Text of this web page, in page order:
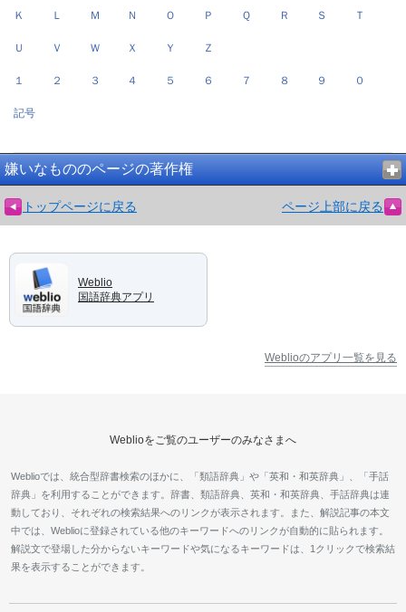
Ｋ Ｌ Ｍ Ｎ Ｏ Ｐ Ｑ Ｒ Ｓ Ｔ
Ｕ Ｖ Ｗ Ｘ Ｙ Ｚ
１ ２ ３ ４ ５ ６ ７ ８ ９ ０
記号
嫌いなもののページの著作権
トップページに戻る ページ上部に戻る
Weblio
国語辞典アプリ
Weblioのアプリ一覧を見る
Weblioをご覧のユーザーのみなさまへ
Weblioでは、統合型辞書検索のほかに、「類語辞典」や「英和・和英辞典」、「手話
辞典」を利用することができます。辞書、類語辞典、英和・和英辞典、手話辞典は連
動しており、それぞれの検索結果へのリンクが表示されます。また、解説記事の本文
中では、Weblioに登録されている他のキーワードへのリンクが自動的に貼られます。
解説文で登場した分からないキーワードや気になるキーワードは、1クリックで検索結
果を表示することができます。